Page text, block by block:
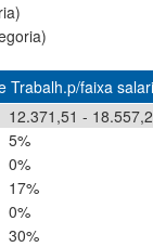
Trabalh.p/faixa
12.371,51 -
5%
0%
17%
0%
30%